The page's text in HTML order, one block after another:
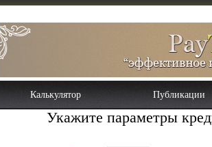
Калькулятор Публикации
Укажите параметры